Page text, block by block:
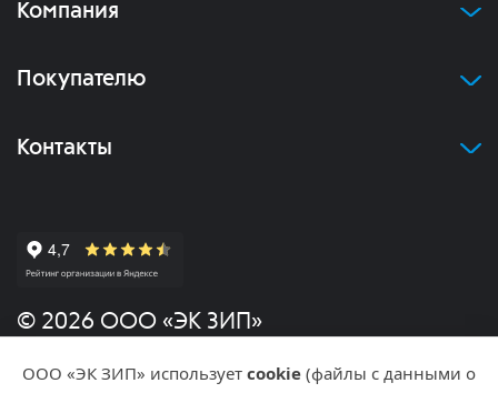
Компания
Покупателю
Контакты
© 2026 ООО «ЭК ЗИП»
Политика конфиденциальности
ООО «ЭК ЗИП» использует cookie (файлы с данными о